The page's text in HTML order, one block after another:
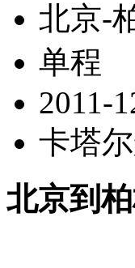
北京-
单程
2011-
卡塔
北京到